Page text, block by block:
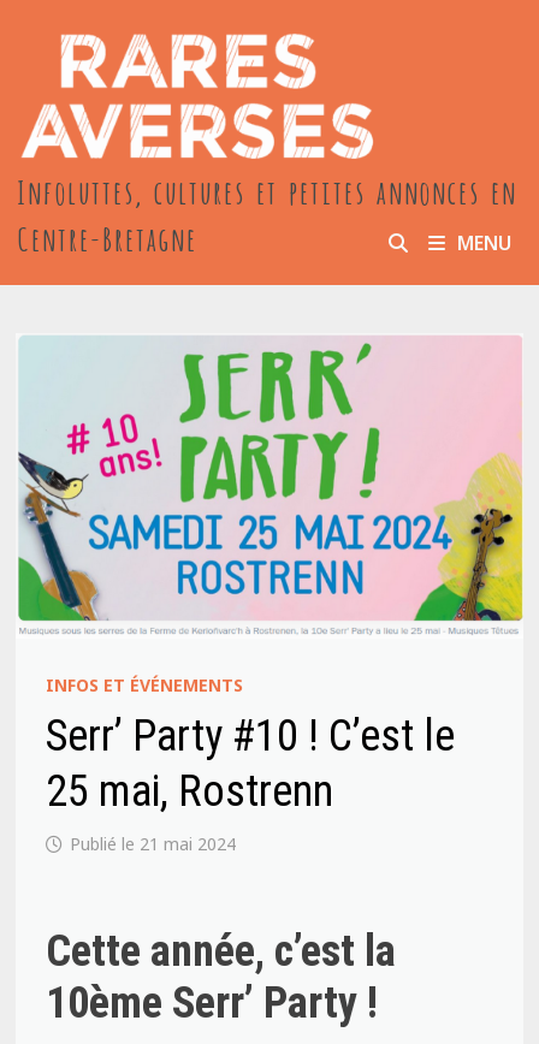
contenu
Infoluttes, cultures et petites annonces en
Centre-Bretagne
MENU
INFOS ET ÉVÉNEMENTS
Serr’ Party #10 ! C’est le
25 mai, Rostrenn
21 mai 2024
Cette année, c’est la
10ème Serr’ Party !